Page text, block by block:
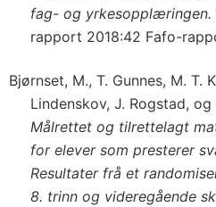
fag- og
rapport 2018:42 Fafo-
Bjørnset, M., T. Gunnes, M. T.
Lindenskov, J. Rogstad,
Målrettet og tilrettelagt
for elever som presterer
Resultater frå et
8. trinn og videregående